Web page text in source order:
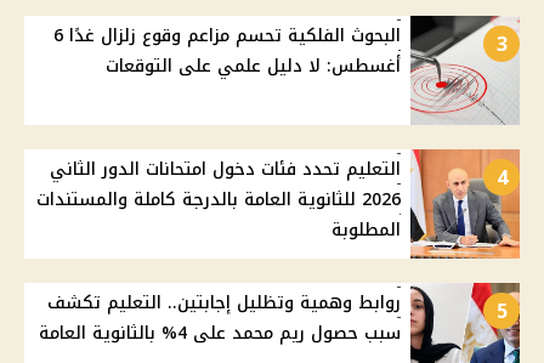
3
البحوث الفلكية تحسم مزاعم وقوع زلزال غدًا 6
أغسطس: لا دليل علمي على التوقعات
4
التعليم تحدد فئات دخول امتحانات الدور الثاني
2026 للثانوية العامة بالدرجة كاملة والمستندات
المطلوبة
5
روابط وهمية وتظليل إجابتين.. التعليم تكشف
سبب حصول ريم محمد على 4% بالثانوية العامة